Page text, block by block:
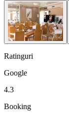
Ratinguri
Google
4.3
Booking